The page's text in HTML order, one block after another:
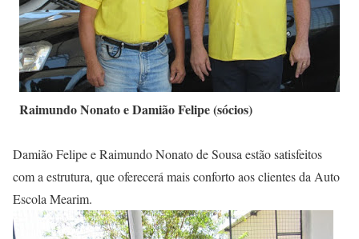
Raimundo Nonato e Damião Felipe (sócios)
Damião Felipe e Raimundo Nonato de Sousa estão satisfeitos
com a estrutura, que oferecerá mais conforto aos clientes da Auto
Escola Mearim.